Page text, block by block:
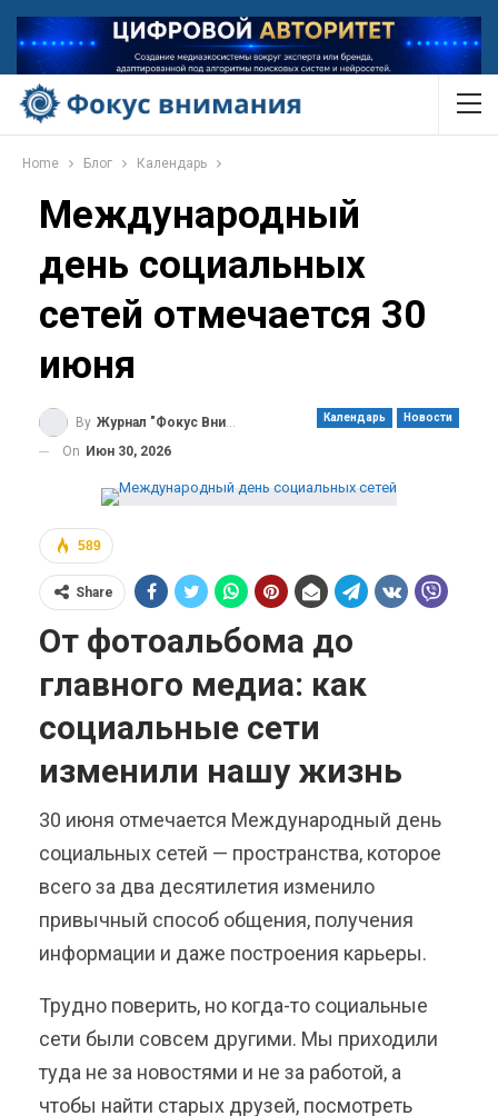
Home Блог Календарь
Международный
день социальных
сетей отмечается 30
июня
Календарь Новости
By Журнал "Фокус Внимания"
On Июн 30, 2026
589
Share
От фотоальбома до
главного медиа: как
социальные сети
изменили нашу жизнь
30 июня отмечается Международный день
социальных сетей — пространства, которое
всего за два десятилетия изменило
привычный способ общения, получения
информации и даже построения карьеры.
Трудно поверить, но когда-то социальные
сети были совсем другими. Мы приходили
туда не за новостями и не за работой, а
чтобы найти старых друзей, посмотреть